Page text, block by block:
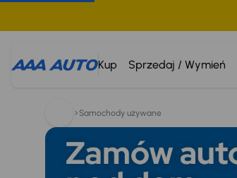
Kup Sprzedaj / Wymień
Szukam: Anuluj wszystko
Samochody używane